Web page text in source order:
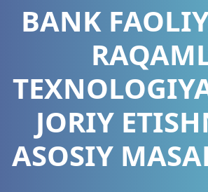
BANK
JORIY
ASOSIY